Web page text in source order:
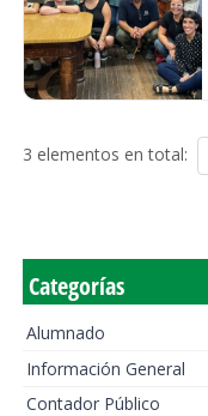
3 elementos en total:
Categorías
Alumnado
Información General
Contador Público